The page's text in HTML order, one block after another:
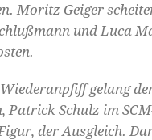
Moritz Geiger
und Luca
gelang
Patrick Schulz im
der Ausgleich.